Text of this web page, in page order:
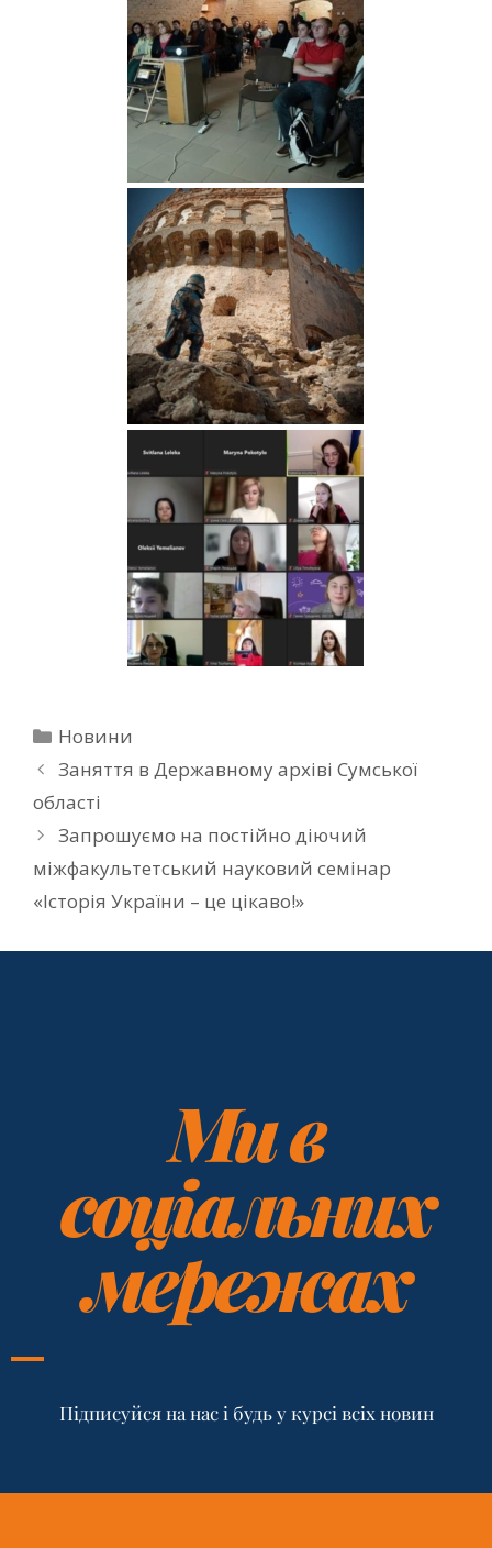
Новини
Заняття в Державному архіві Сумської
області
Запрошуємо на постійно діючий
міжфакультетський науковий семінар
«Історія України – це цікаво!»
Ми в
соціальних
мережах
Підписуйся на нас і будь у курсі всіх новин